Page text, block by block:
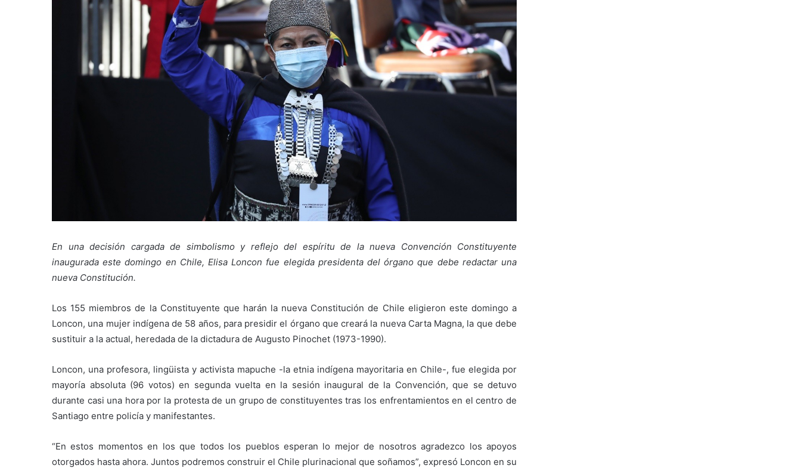
En una decisión cargada de simbolismo y reflejo del espíritu de la nueva Convención Constituyente
inaugurada este domingo en Chile, Elisa Loncon fue elegida presidenta del órgano que debe redactar una
nueva Constitución.
Los 155 miembros de la Constituyente que harán la nueva Constitución de Chile eligieron este domingo a
Loncon, una mujer indígena de 58 años, para presidir el órgano que creará la nueva Carta Magna, la que debe
sustituir a la actual, heredada de la dictadura de Augusto Pinochet (1973-1990).
Loncon, una profesora, lingüista y activista mapuche -la etnia indígena mayoritaria en Chile-, fue elegida por
mayoría absoluta (96 votos) en segunda vuelta en la sesión inaugural de la Convención, que se detuvo
durante casi una hora por la protesta de un grupo de constituyentes tras los enfrentamientos en el centro de
Santiago entre policía y manifestantes.
“En estos momentos en los que todos los pueblos esperan lo mejor de nosotros agradezco los apoyos
otorgados hasta ahora. Juntos podremos construir el Chile plurinacional que soñamos”, expresó Loncon en su